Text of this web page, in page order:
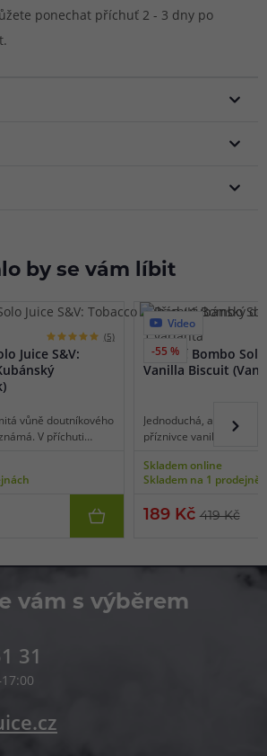
ponechat příchuť 2 - 3 dny po
by se vám líbit
(5)
Juice S&V:
vůně doutníkového
V příchuti
doutníkový tabák
potěšení pro
Video
-55 %
1 varianta
Příchuť Bombo
Vanilla Biscuit
Jednoduchá, ale zcela
příznivce vanilky
naplněné tím
vanilkovým krémem na
rozhodně zpříjemní den.
Skladem online
Skladem na 1 prodejně
189 Kč419 Kč
vám s výběrem
31